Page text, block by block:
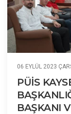
06 EYLÜL 2023
PÜİS
BAŞKANI